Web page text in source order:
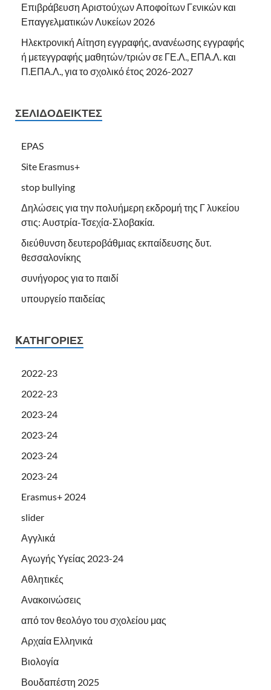
Επιβράβευση Αριστούχων Αποφοίτων Γενικών και
Επαγγελματικών Λυκείων 2026
Ηλεκτρονική Αίτηση εγγραφής, ανανέωσης εγγραφής
ή μετεγγραφής μαθητών/τριών σε ΓΕ.Λ., ΕΠΑ.Λ. και
Π.ΕΠΑ.Λ., για το σχολικό έτος 2026-2027
ΣΕΛΙΔΟΔΕΊΚΤΕΣ
EPAS
Site Erasmus+
stop bullying
Δηλώσεις για την πολυήμερη εκδρομή της Γ λυκείου
στις: Αυστρία-Τσεχία-Σλοβακία.
διεύθυνση δευτεροβάθμιας εκπαίδευσης δυτ.
θεσσαλονίκης
συνήγορος για το παιδί
υπουργείο παιδείας
KΑΤΗΓΟΡΊΕΣ
2022-23
2022-23
2023-24
2023-24
2023-24
2023-24
Erasmus+ 2024
slider
Αγγλικά
Αγωγής Υγείας 2023-24
Αθλητικές
Ανακοινώσεις
από τον θεολόγο του σχολείου μας
Αρχαία Ελληνικά
Βιολογία
Βουδαπέστη 2025